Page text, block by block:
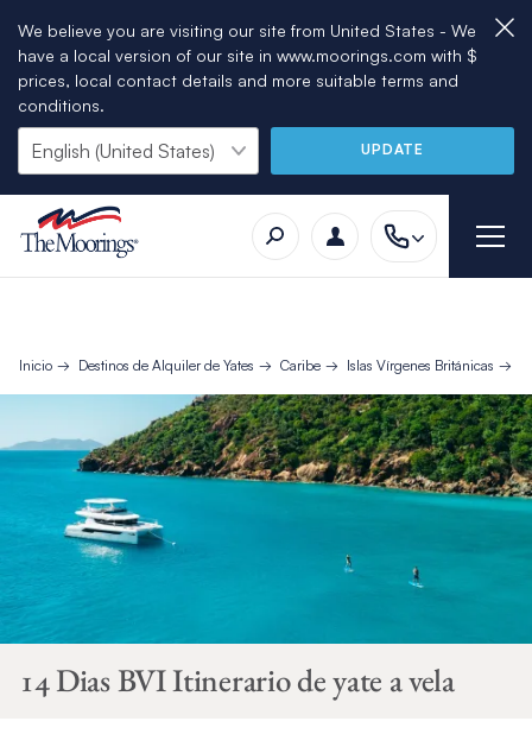
We believe you are visiting our site from United States - We
have a local version of our site in www.moorings.com with $
prices, local contact details and more suitable terms and
conditions.
UPDATE
Inicio Destinos de Alquiler de Yates Caribe Islas Vírgenes Británicas
14 Dias BVI Itinerario de yate a vela